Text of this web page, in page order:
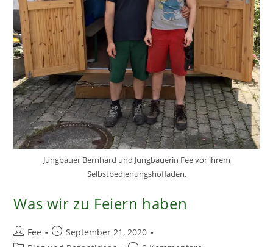
Jungbauer Bernhard und Jungbäuerin Fee vor ihrem
Selbstbedienungshofladen.
Was wir zu Feiern haben
Beitrags-
Autor:
Fee
Beitrag
veröffentlicht:
September 21, 2020